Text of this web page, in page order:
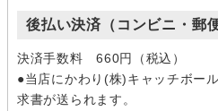
後払い決済（コンビニ・郵
決済手数料 660円（税込）
●当店にかわり(株)キャッチボー
求書が送られます。